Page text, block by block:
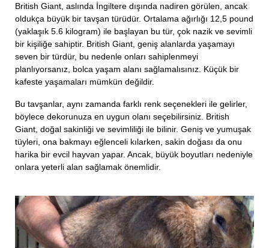
British Giant, aslında İngiltere dışında nadiren görülen, ancak
oldukça büyük bir tavşan türüdür. Ortalama ağırlığı 12,5 pound
(yaklaşık 5.6 kilogram) ile başlayan bu tür, çok nazik ve sevimli
bir kişiliğe sahiptir. British Giant, geniş alanlarda yaşamayı
seven bir türdür, bu nedenle onları sahiplenmeyi
planlıyorsanız, bolca yaşam alanı sağlamalısınız. Küçük bir
kafeste yaşamaları mümkün değildir.
Bu tavşanlar, aynı zamanda farklı renk seçenekleri ile gelirler,
böylece dekorunuza en uygun olanı seçebilirsiniz. British
Giant, doğal sakinliği ve sevimliliği ile bilinir. Geniş ve yumuşak
tüyleri, ona bakmayı eğlenceli kılarken, sakin doğası da onu
harika bir evcil hayvan yapar. Ancak, büyük boyutları nedeniyle
onlara yeterli alan sağlamak önemlidir.